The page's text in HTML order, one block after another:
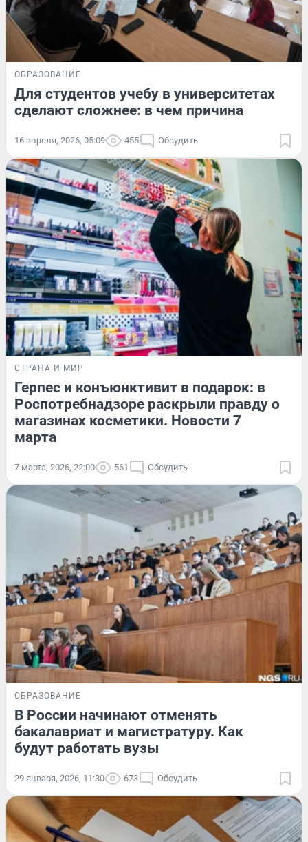
ОБРАЗОВАНИЕ
Для студентов учебу в университетах
сделают сложнее: в чем причина
16 апреля, 2026, 05:09 455 Обсудить
СТРАНА И МИР
Герпес и конъюнктивит в подарок: в
Роспотребнадзоре раскрыли правду о
магазинах косметики. Новости 7
марта
7 марта, 2026, 22:00 561 Обсудить
ОБРАЗОВАНИЕ
В России начинают отменять
бакалавриат и магистратуру. Как
будут работать вузы
29 января, 2026, 11:30 673 Обсудить